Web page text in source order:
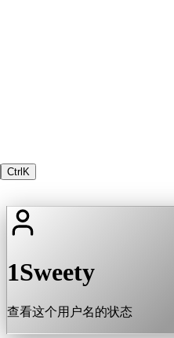
Ctrl K
1Sweety
查看这个用户名的状态